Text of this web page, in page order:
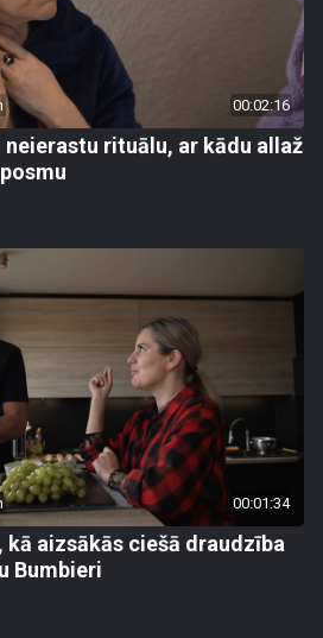
00:02:16
rituālu, ar kādu allaž
00:01:34
kā aizsākās ciešā draudzība
Bumbieri